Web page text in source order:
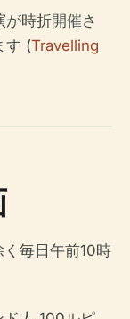
時折開催さ
す (Travelling
毎日午前10時